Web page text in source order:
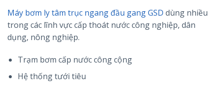
Máy bơm ly tâm trục ngang đầu gang GSD dùng nhiều
trong các lĩnh vực cấp thoát nước công nghiệp, dân
dụng, nông nghiệp.
Trạm bơm cấp nước công cộng
Hệ thống tưới tiêu